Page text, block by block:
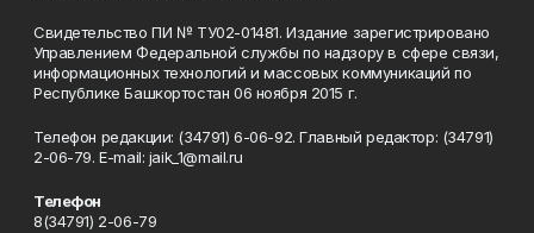
Свидетельство ПИ № ТУ02-01481. Издание зарегистрировано
Управлением Федеральной службы по надзору в сфере связи,
информационных технологий и массовых коммуникаций по
Республике Башкортостан 06 ноября 2015 г.
Телефон редакции: (34791) 6-06-92. Главный редактор: (34791)
2-06-79. Е-mаil: jaik_1@mail.ru
Телефон
8(34791) 2-06-79